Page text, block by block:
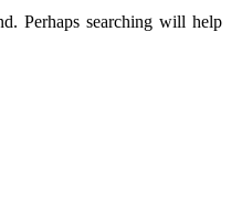
Perhaps searching will help